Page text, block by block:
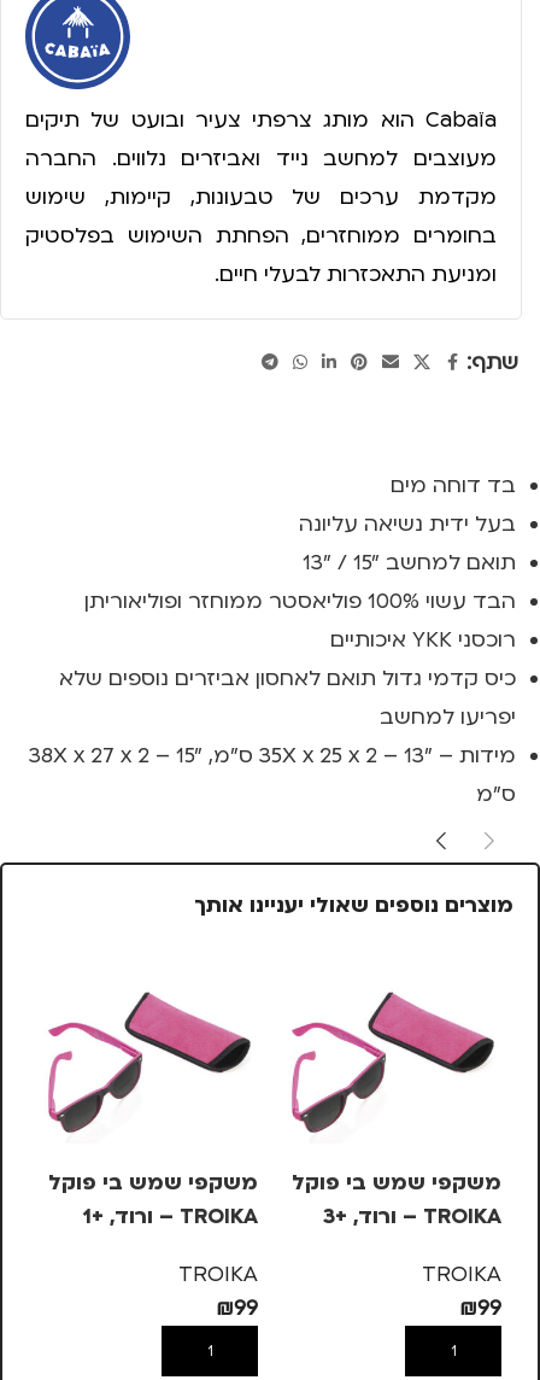
Cabaïa הוא מותג צרפתי צעיר ובועט של תיקים
מעוצבים למחשב נייד ואביזרים נלווים. החברה
מקדמת ערכים של טבעונות, קיימות, שימוש
בחומרים ממוחזרים, הפחתת השימוש בפלסטיק
ומניעת התאכזרות לבעלי חיים.
שתף:
בד דוחה מים
בעל ידית נשיאה עליונה
תואם למחשב "15 / "13
הבד עשוי 100% פוליאסטר ממוחזר ופוליאוריתן
רוכסני YKK איכותיים
כיס קדמי גדול תואם לאחסון אביזרים נוספים שלא
יפריעו למחשב
מידות – "13 – 35X x 25 x 2 ס"מ, "15 – 38X x 27 x 2
ס"מ
מוצרים נוספים שאולי יעניינו אותך
משקפי שמש בי פוקל
TROIKA – ורוד, +3
TROIKA
₪99
הוספה לסל
משקפי שמש בי פוקל
TROIKA – ורוד, +1
TROIKA
₪99
הוספה לסל